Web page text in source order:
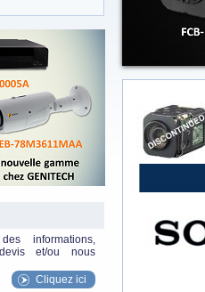
informations,
et/ou nous
Cliquez ici